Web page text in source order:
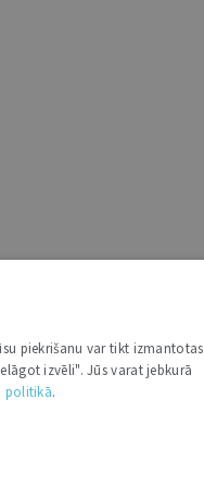
piekrišanu var tikt izmantotas
izvēli". Jūs varat jebkurā
politikā.